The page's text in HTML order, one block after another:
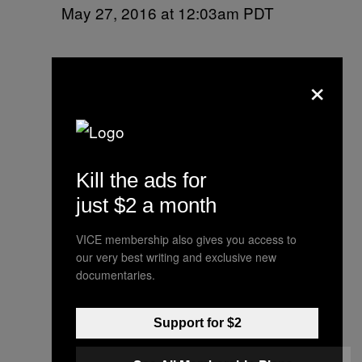
May 27, 2016 at 12:03am PDT
×
Kill the ads for
just $2 a month
VICE membership also gives you access to
our very best writing and exclusive new
documentaries.
Support for $2